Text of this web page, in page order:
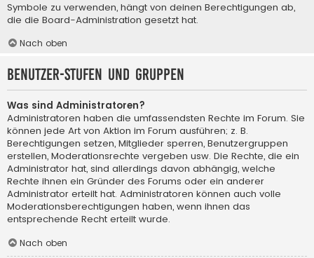
Symbole zu verwenden, hängt von deinen Berechtigungen ab,
die die Board-Administration gesetzt hat.
Nach oben
Benutzer-Stufen und Gruppen
Was sind Administratoren?
Administratoren haben die umfassendsten Rechte im Forum. Sie
können jede Art von Aktion im Forum ausführen; z. B.
Berechtigungen setzen, Mitglieder sperren, Benutzergruppen
erstellen, Moderationsrechte vergeben usw. Die Rechte, die ein
Administrator hat, sind allerdings davon abhängig, welche
Rechte ihnen ein Gründer des Forums oder ein anderer
Administrator erteilt hat. Administratoren können auch volle
Moderationsberechtigungen haben, wenn ihnen das
entsprechende Recht erteilt wurde.
Nach oben